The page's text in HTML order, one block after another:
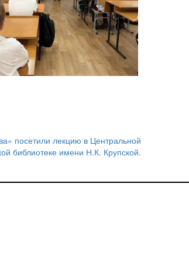
посетили лекцию в Центральной
библиотеке имени Н.К. Крупской.